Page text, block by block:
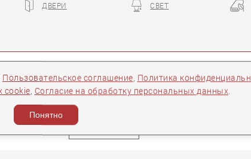
Пользовательское соглашение, Политика
cookie, Согласие на обработку персональных данных.
Понятно
ДВЕРИ СВЕТ
Следите за нами: